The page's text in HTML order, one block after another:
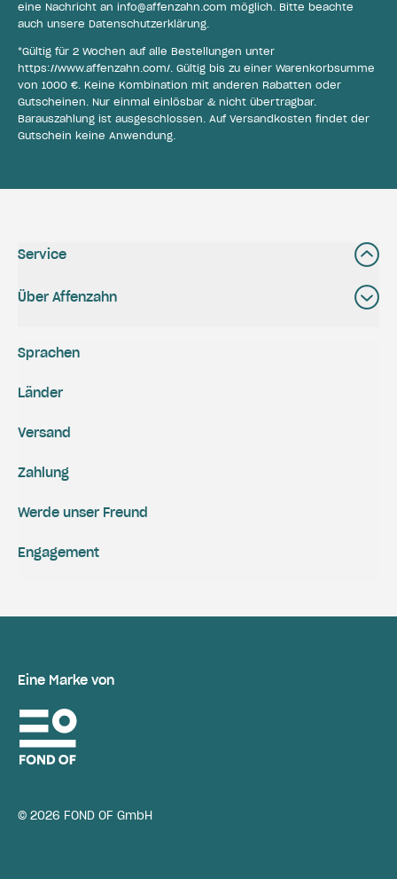
eine Nachricht an info@affenzahn.com möglich. Bitte beachte
auch unsere Datenschutzerklärung.
*Gültig für 2 Wochen auf alle Bestellungen unter
https://www.affenzahn.com/. Gültig bis zu einer Warenkorbsumme
von 1000 €. Keine Kombination mit anderen Rabatten oder
Gutscheinen. Nur einmal einlösbar & nicht übertragbar.
Barauszahlung ist ausgeschlossen. Auf Versandkosten findet der
Gutschein keine Anwendung.
Service
Über Affenzahn
Versand
Zahlung
Engagement
Werde unser Freund
Sprachen
Länder
Eine Marke von
© 2026 FOND OF GmbH